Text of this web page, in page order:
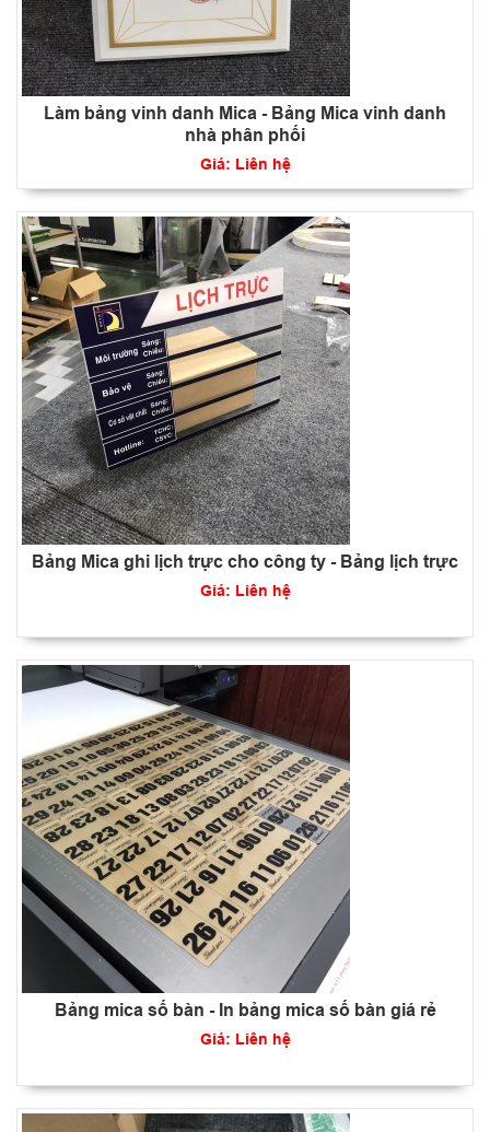
Làm bảng vinh danh Mica - Bảng Mica vinh danh
nhà phân phối
Giá: Liên hệ
Bảng Mica ghi lịch trực cho công ty - Bảng lịch trực
Giá: Liên hệ
Bảng mica số bàn - In bảng mica số bàn giá rẻ
Giá: Liên hệ